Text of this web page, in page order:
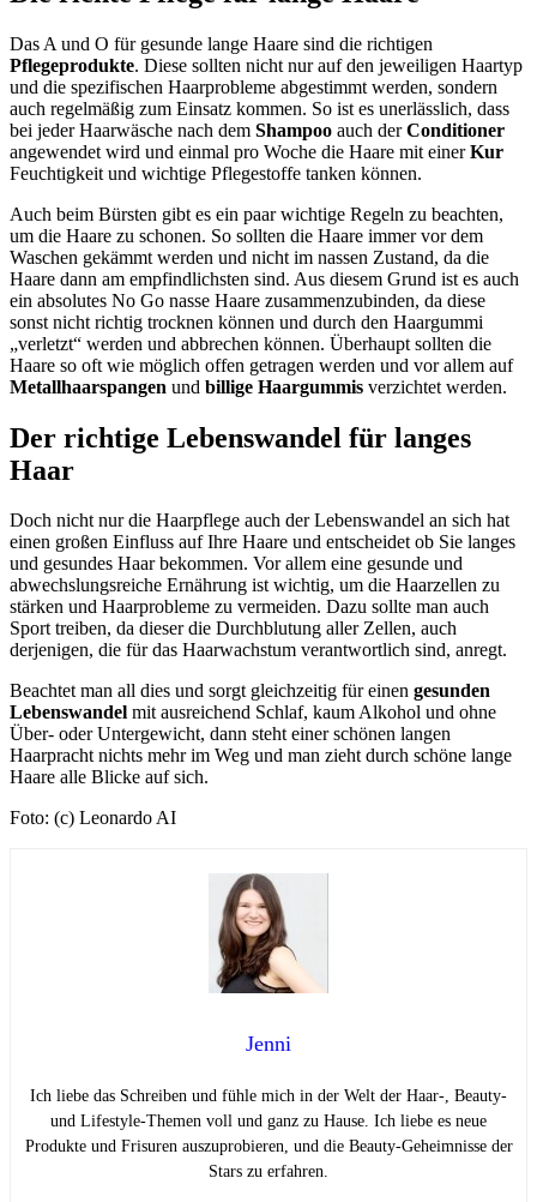
Das A und O für gesunde lange Haare sind die richtigen
Pflegeprodukte. Diese sollten nicht nur auf den jeweiligen Haartyp
und die spezifischen Haarprobleme abgestimmt werden, sondern
auch regelmäßig zum Einsatz kommen. So ist es unerlässlich, dass
bei jeder Haarwäsche nach dem Shampoo auch derConditioner
angewendet wird und einmal pro Woche die Haare mit einerKur
Feuchtigkeit und wichtige Pflegestoffe tanken können.
Auch beim Bürsten gibt es ein paar wichtige Regeln zu beachten,
um die Haare zu schonen. So sollten die Haare immer vor dem
Waschen gekämmt werden und nicht im nassen Zustand, da die
Haare dann am empfindlichsten sind. Aus diesem Grund ist es auch
ein absolutes No Go nasse Haare zusammenzubinden, da diese
sonst nicht richtig trocknen können und durch den Haargummi
„verletzt“ werden und abbrechen können. Überhaupt sollten die
Haare so oft wie möglich offen getragen werden und vor allem auf
Metallhaarspangen und billige Haargummis verzichtet werden.
Der richtige Lebenswandel für langes
Haar
Doch nicht nur die Haarpflege auch der Lebenswandel an sich hat
einen großen Einfluss auf Ihre Haare und entscheidet ob Sie langes
und gesundes Haar bekommen. Vor allem eine gesunde und
abwechslungsreiche Ernährung ist wichtig, um die Haarzellen zu
stärken und Haarprobleme zu vermeiden. Dazu sollte man auch
Sport treiben, da dieser die Durchblutung aller Zellen, auch
derjenigen, die für das Haarwachstum verantwortlich sind, anregt.
Beachtet man all dies und sorgt gleichzeitig für einen gesunden
Lebenswandel mit ausreichend Schlaf, kaum Alkohol und ohne
Über- oder Untergewicht, dann steht einer schönen langen
Haarpracht nichts mehr im Weg und man zieht durch schöne lange
Haare alle Blicke auf sich.
Foto: (c) Leonardo AI
Jenni
Ich liebe das Schreiben und fühle mich in der Welt der Haar-, Beauty-
und Lifestyle-Themen voll und ganz zu Hause. Ich liebe es neue
Produkte und Frisuren auszuprobieren, und die Beauty-Geheimnisse der
Stars zu erfahren.